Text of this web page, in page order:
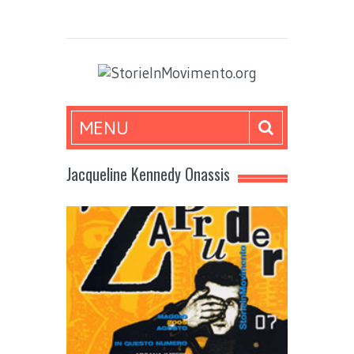
MENU
Jacqueline Kennedy Onassis